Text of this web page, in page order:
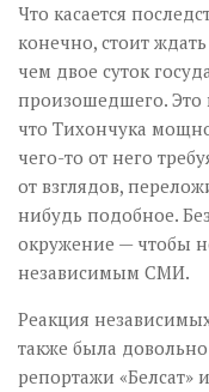
Что касается
конечно, стоит
чем двое суток
произошедшего. Это
что Тихончука
чего-то от него
от взглядов,
нибудь подобное.
окружение — чтобы
независимым СМИ.
Реакция
также была
репортажи «Белсат»